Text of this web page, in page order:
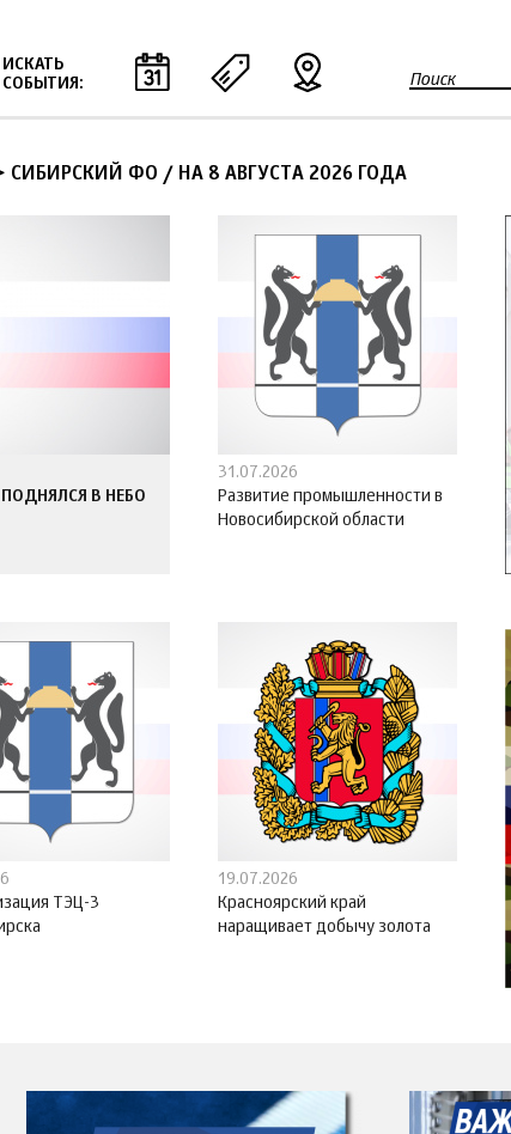
ИСКАТЬ
СОБЫТИЯ:
о
и
с
к
Поиск
СИБИРСКИЙ ФО / НА 8 АВГУСТА 2026 ГОДА
В НЕБО
31.07.2026
Развитие промышленности в
Новосибирской области
ТЭЦ-3
19.07.2026
Красноярский край
наращивает добычу золота